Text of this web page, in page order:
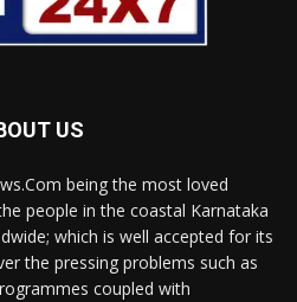
US
being the most loved
people in the coastal Karnataka
which is well accepted for its
the pressing problems such as
coupled with